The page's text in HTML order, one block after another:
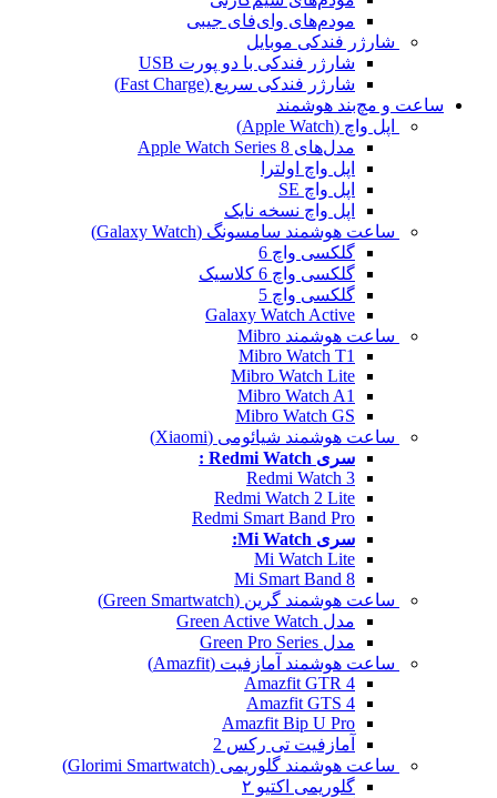
مودم‌های وای‌فای جیبی
شارژر فندکی موبایل
شارژر فندکی با دو پورت USB
شارژر فندکی سریع (Fast Charge)
ساعت و مچ‌بند هوشمند
اپل واچ (Apple Watch)
مدل‌های Apple Watch Series 8
اپل واچ اولترا
اپل واچ SE
اپل واچ نسخه نایک
ساعت هوشمند سامسونگ (Galaxy Watch)
گلکسی واچ 6
گلکسی واچ 6 کلاسیک
گلکسی واچ 5
Galaxy Watch Active
ساعت هوشمند Mibro
Mibro Watch T1
Mibro Watch Lite
Mibro Watch A1
Mibro Watch GS
ساعت هوشمند شیائومی (Xiaomi)
سری Redmi Watch :
Redmi Watch 3
Redmi Watch 2 Lite
Redmi Smart Band Pro
سری Mi Watch:
Mi Watch Lite
Mi Smart Band 8
ساعت هوشمند گرین (Green Smartwatch)
مدل Green Active Watch
مدل Green Pro Series
ساعت هوشمند آمازفیت (Amazfit)
Amazfit GTR 4
Amazfit GTS 4
Amazfit Bip U Pro
آمازفیت تی رکس 2
ساعت هوشمند گلوریمی (Glorimi Smartwatch)
گلوریمی اکتیو ۲